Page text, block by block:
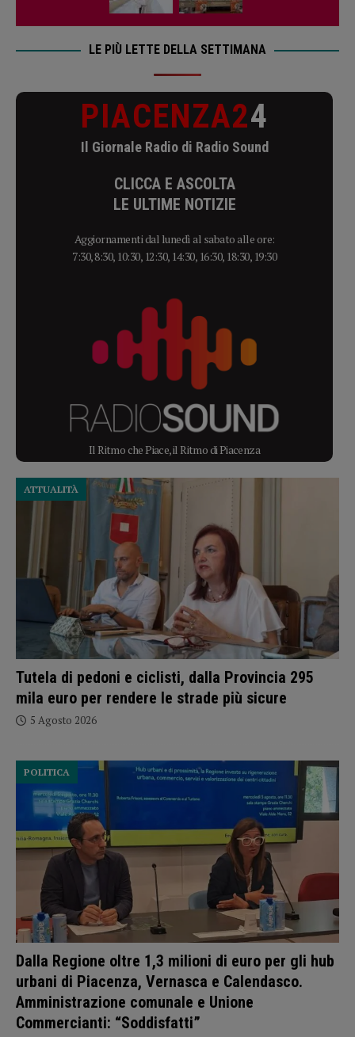
LE PIÙ LETTE DELLA SETTIMANA
PIACENZA24
Il Giornale Radio di Radio Sound
CLICCA E ASCOLTA
LE ULTIME NOTIZIE
Aggiornamenti dal lunedì al sabato alle ore:
7:30, 8:30, 10:30, 12:30, 14:30, 16:30, 18:30, 19:30
Il Ritmo che Piace, il Ritmo di Piacenza
Tutela di pedoni e ciclisti, dalla Provincia 295
mila euro per rendere le strade più sicure
ATTUALITÀ
5 Agosto 2026
Dalla Regione oltre 1,3 milioni di euro per gli hub
urbani di Piacenza, Vernasca e Calendasco.
Amministrazione comunale e Unione
Commercianti: “Soddisfatti”
POLITICA